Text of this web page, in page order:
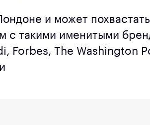
и может
с такими именитыми
Forbes, The Washington